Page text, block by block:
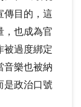
傳目的，這
，也成為官
被過度綁定
音樂也被納
是政治口號